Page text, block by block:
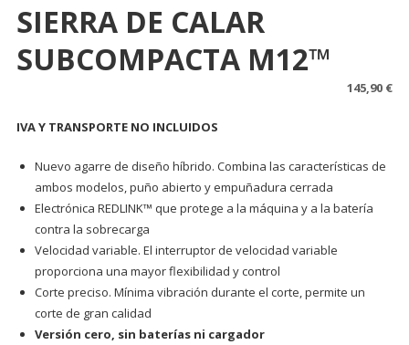
SIERRA DE CALAR
SUBCOMPACTA M12™
145,90 €
IVA Y TRANSPORTE NO INCLUIDOS
Nuevo agarre de diseño híbrido. Combina las características de
ambos modelos, puño abierto y empuñadura cerrada
Electrónica REDLINK™ que protege a la máquina y a la batería
contra la sobrecarga
Velocidad variable. El interruptor de velocidad variable
proporciona una mayor flexibilidad y control
Corte preciso. Mínima vibración durante el corte, permite un
corte de gran calidad
Versión cero, sin baterías ni cargador